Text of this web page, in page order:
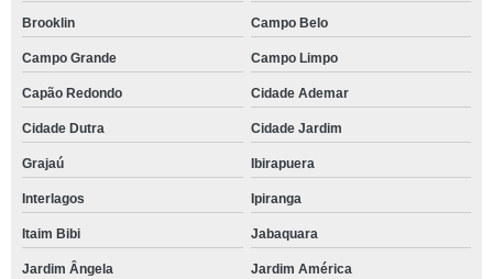
Brooklin Campo Belo
Campo Grande Campo Limpo
Capão Redondo Cidade Ademar
Cidade Dutra Cidade Jardim
Grajaú Ibirapuera
Interlagos Ipiranga
Itaim Bibi Jabaquara
Jardim Ângela Jardim América